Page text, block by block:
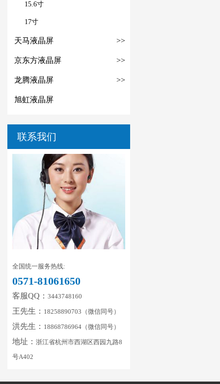
15.6寸
17寸
天马液晶屏 >>
京东方液晶屏 >>
龙腾液晶屏 >>
旭虹液晶屏
联系我们
全国统一服务热线:
0571-81061650
客服QQ： 3443748160
王先生： 18258890703（微信同号）
洪先生： 18868786964（微信同号）
地址： 浙江省杭州市西湖区西园九路8
号A402